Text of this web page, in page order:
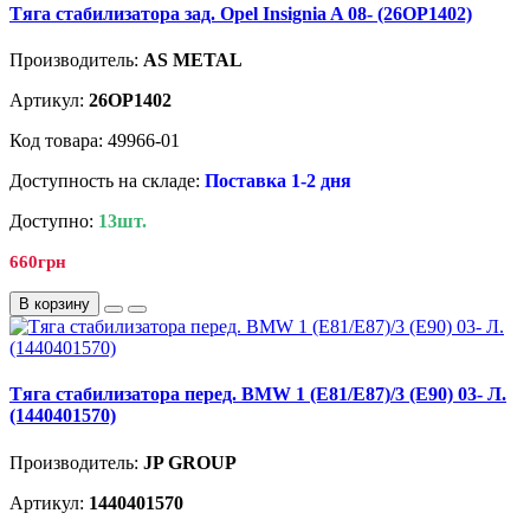
Tягa стабилизатора зад. Opel Insignia A 08- (26OP1402)
Производитель: AS METAL
Артикул: 26OP1402
Код товара: 49966-01
Доступность на складе: Поставка 1-2 дня
Доступно: 13шт.
660грн
В корзину
Tягa стабилизатора перед. BMW 1 (E81/E87)/3 (E90) 03- Л.
(1440401570)
Производитель: JP GROUP
Артикул: 1440401570